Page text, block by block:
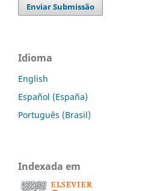
Enviar Submissão
Idioma
English
Español (España)
Português (Brasil)
Indexada em